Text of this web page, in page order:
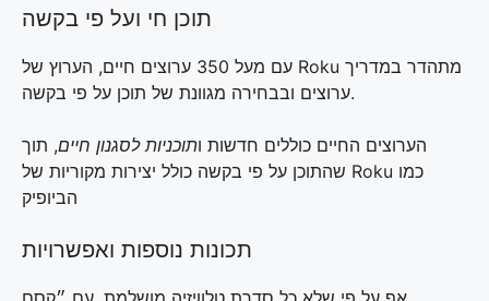
תוכן חי ועל פי בקשה
עם מעל 350 ערוצים חיים, הערוץ של Roku מתהדר במדריך
ערוצים ובבחירה מגוונת של תוכן על פי בקשה.
הערוצים החיים כוללים חדשות ותוכניות לסגנון חיים, תוך
שהתוכן על פי בקשה כולל יצירות מקוריות של Roku כמו
הביופיק
תכונות נוספות ואפשרויות